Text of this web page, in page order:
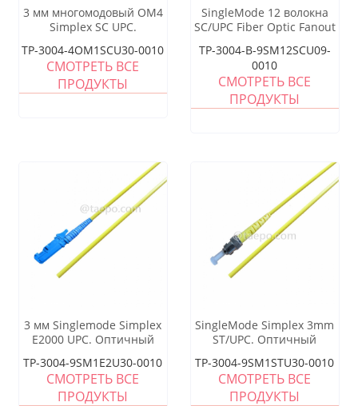
3 мм многомодовый OM4
Simplex SC UPC.
TP-3004-4OM1SCU30-0010
СМОТРЕТЬ ВСЕ
ПРОДУКТЫ
SingleMode 12 волокна
SC/UPC Fiber Optic Fanout
TP-3004-B-9SM12SCU09-
0010
СМОТРЕТЬ ВСЕ
ПРОДУКТЫ
3 мм Singlemode Simplex
E2000 UPC. Оптичный
TP-3004-9SM1E2U30-0010
СМОТРЕТЬ ВСЕ
ПРОДУКТЫ
SingleMode Simplex 3mm
ST/UPC. Оптичный
TP-3004-9SM1STU30-0010
СМОТРЕТЬ ВСЕ
ПРОДУКТЫ